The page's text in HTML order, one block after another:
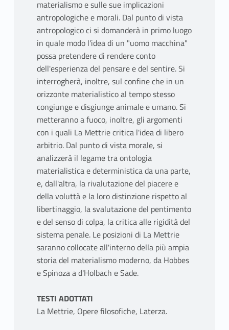
materialismo e sulle sue implicazioni
antropologiche e morali. Dal punto di vista
antropologico ci si domanderà in primo luogo
in quale modo l'idea di un "uomo macchina"
possa pretendere di rendere conto
dell'esperienza del pensare e del sentire. Si
interrogherà, inoltre, sul confine che in un
orizzonte materialistico al tempo stesso
congiunge e disgiunge animale e umano. Si
metteranno a fuoco, inoltre, gli argomenti
con i quali La Mettrie critica l'idea di libero
arbitrio. Dal punto di vista morale, si
analizzerà il legame tra ontologia
materialistica e deterministica da una parte,
e, dall'altra, la rivalutazione del piacere e
della voluttà e la loro distinzione rispetto al
libertinaggio, la svalutazione del pentimento
e del senso di colpa, la critica alle rigidità del
sistema penale. Le posizioni di La Mettrie
saranno collocate all'interno della più ampia
storia del materialismo moderno, da Hobbes
e Spinoza a d'Holbach e Sade.
TESTI ADOTTATI
La Mettrie, Opere filosofiche, Laterza.